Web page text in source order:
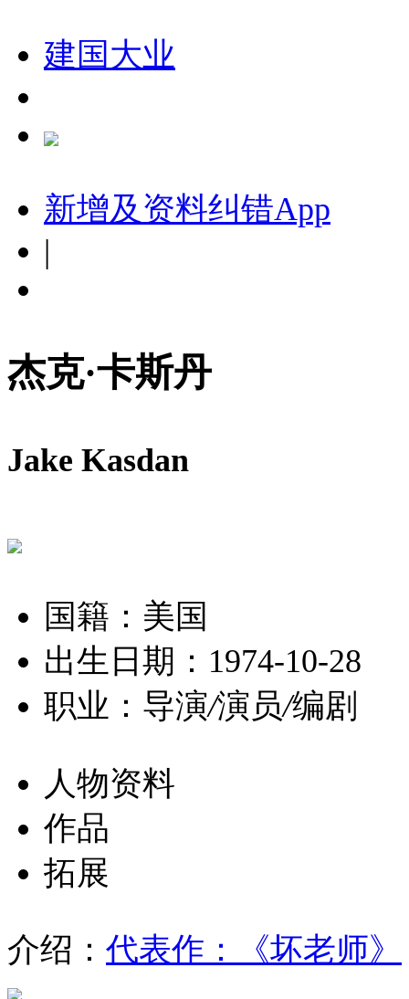
建国大业
新增及资料纠错App
|
杰克·卡斯丹
Jake Kasdan
国籍：美国
出生日期：1974-10-28
职业：导演/演员/编剧
人物资料
作品
拓展
介绍： 代表作：《坏老师》